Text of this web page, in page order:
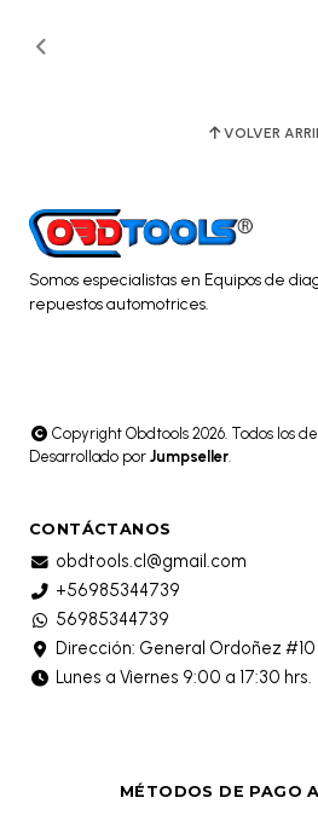
VOLVER
Somos especialistas en Equipos de
repuestos automotrices.
Copyright Obdtools 2026. Todos los
Desarrollado por Jumpseller.
CONTÁCTANOS
obdtools.cl@gmail.com
+56985344739
56985344739
Dirección: General Ordoñez #10
Lunes a Viernes 9:00 a 17:30 hrs.
MÉTODOS DE PAGO